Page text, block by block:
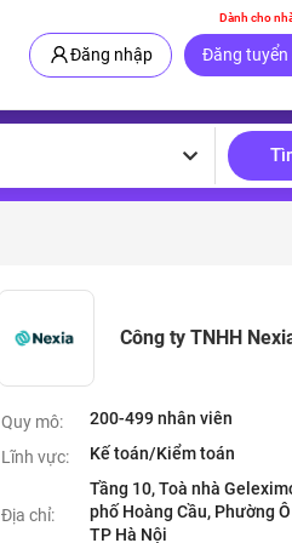
Dành cho
Đăng nhập Đăng tuyển
Công ty TNHH
Quy mô:
200-499 nhân viên
Lĩnh vực:
Kế toán/Kiểm toán
Địa chỉ:
Tầng 10, Toà nhà
phố Hoàng Cầu, Phường
TP Hà Nội